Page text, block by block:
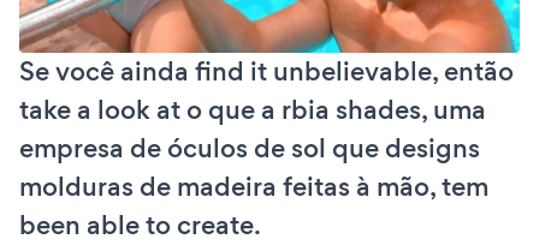
Se você ainda find it unbelievable, então
take a look at o que a rbia shades, uma
empresa de óculos de sol que designs
molduras de madeira feitas à mão, tem
been able to create.